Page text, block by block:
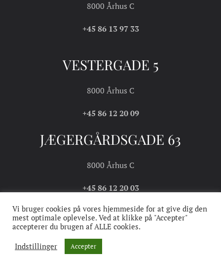
8000 Århus C
+45 86 13 97 33
VESTERGADE 5
8000 Århus C
+45 86 12 20 09
JÆGERGÅRDSGADE 63
8000 Århus C
+45 86 12 20 03
COOKIE- OG
PRIVATLIVSPOLITIK
Vi bruger cookies på vores hjemmeside for at give dig den
mest optimale oplevelse. Ved at klikke på "Accepter"
accepterer du brugen af ALLE cookies.
Indstillinger Accepter